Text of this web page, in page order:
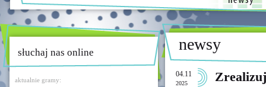
słuchaj nas online
aktualnie gramy:
newsy
04.11
2025